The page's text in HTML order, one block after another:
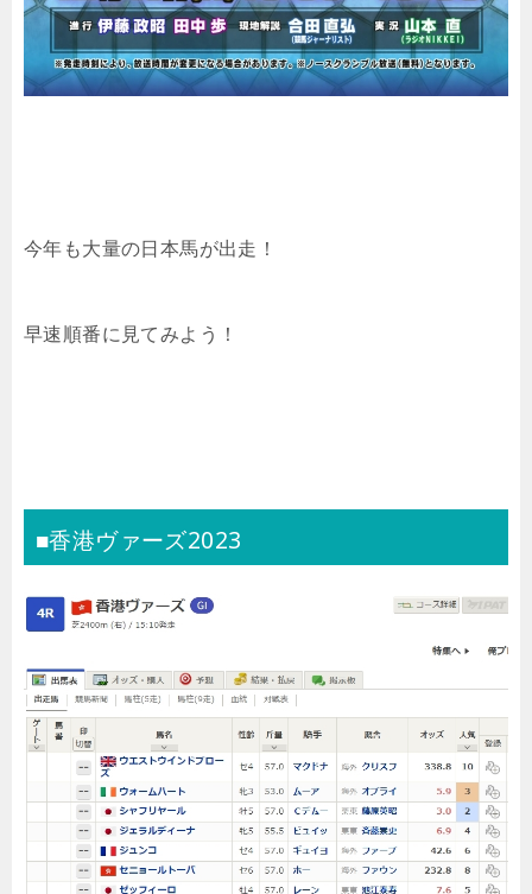
今年も大量の日本馬が出走！
早速順番に見てみよう！
■香港ヴァーズ2023